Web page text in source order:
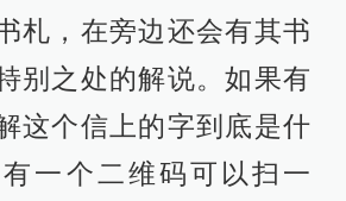
札，在旁边还会有其书
别之处的解说。如果有
这个信上的字到底是什
一个二维码可以扫一